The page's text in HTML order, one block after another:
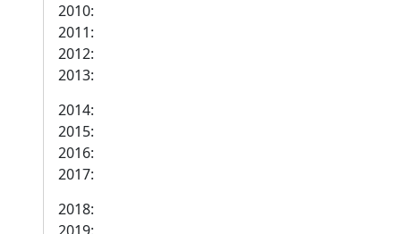
2010:
2011:
2012:
2013:
2014:
2015:
2016:
2017:
2018: